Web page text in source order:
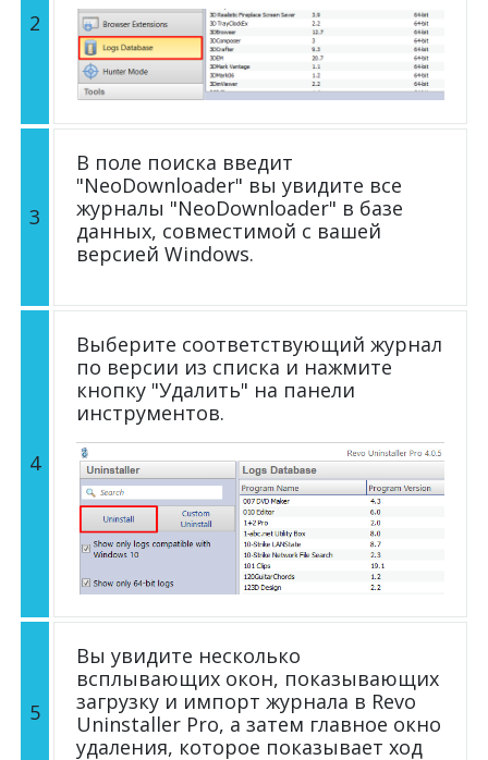
2
3
В поле поиска введит
"NeoDownloader" вы увидите все
журналы "NeoDownloader" в базе
данных, совместимой с вашей
версией Windows.
4
Выберите соответствующий журнал
по версии из списка и нажмите
кнопку "Удалить" на панели
инструментов.
5
Вы увидите несколько
всплывающих окон, показывающих
загрузку и импорт журнала в Revo
Uninstaller Pro, а затем главное окно
удаления, которое показывает ход